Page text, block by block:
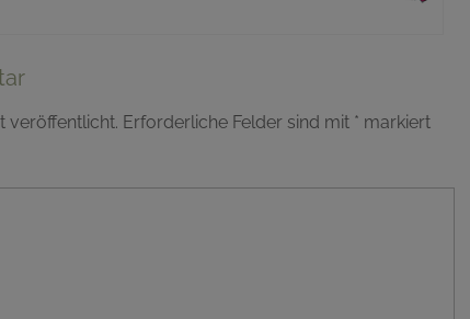
veröffentlicht. Erforderliche Felder sind mit * markiert